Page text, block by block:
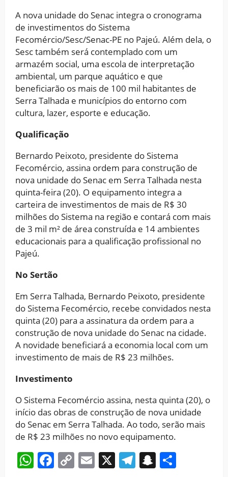
A nova unidade do Senac integra o cronograma
de investimentos do Sistema
Fecomércio/Sesc/Senac-PE no Pajeú. Além dela, o
Sesc também será contemplado com um
armazém social, uma escola de interpretação
ambiental, um parque aquático e que
beneficiarão os mais de 100 mil habitantes de
Serra Talhada e municípios do entorno com
cultura, lazer, esporte e educação.
Qualificação
Bernardo Peixoto, presidente do Sistema
Fecomércio, assina ordem para construção de
nova unidade do Senac em Serra Talhada nesta
quinta-feira (20). O equipamento integra a
carteira de investimentos de mais de R$ 30
milhões do Sistema na região e contará com mais
de 3 mil m² de área construída e 14 ambientes
educacionais para a qualificação profissional no
Pajeú.
No Sertão
Em Serra Talhada, Bernardo Peixoto, presidente
do Sistema Fecomércio, recebe convidados nesta
quinta (20) para a assinatura da ordem para a
construção de nova unidade do Senac na cidade.
A novidade beneficiará a economia local com um
investimento de mais de R$ 23 milhões.
Investimento
O Sistema Fecomércio assina, nesta quinta (20), o
início das obras de construção de nova unidade
do Senac em Serra Talhada. Ao todo, serão mais
de R$ 23 milhões no novo equipamento.
WhatsApp
Facebook
CopyEmail
X Telegram
Snapchat